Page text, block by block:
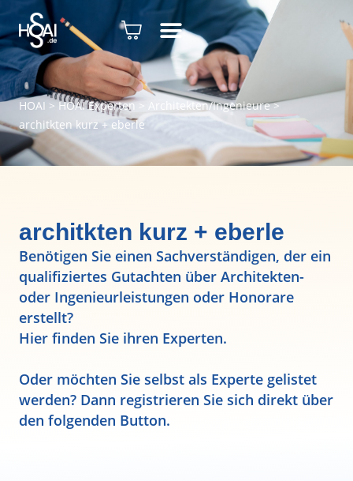
HOAI > HOAI Experten> Architekten/Ingenieure>
architkten kurz + eberle
architkten kurz + eberle
Benötigen Sie einen Sachverständigen, der ein
qualifiziertes Gutachten über Architekten-
oder Ingenieurleistungen oder Honorare
erstellt?
Hier finden Sie ihren Experten.
Oder möchten Sie selbst als Experte gelistet
werden? Dann registrieren Sie sich direkt über
den folgenden Button.